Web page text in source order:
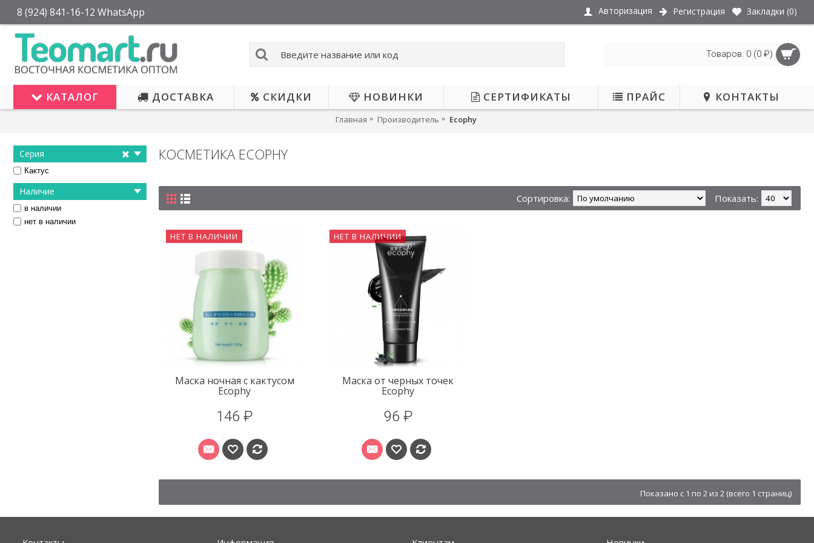
8 (924) 841-16-12 WhatsApp Авторизация Регистрация Закладки (0)
Товаров: 0 (0 ₽)
КАТАЛОГ ДОСТАВКА СКИДКИ НОВИНКИ СЕРТИФИКАТЫ ПРАЙС КОНТАКТЫ
Главная Производитель Ecophy
Серия
Кактус
Наличие
в наличии
нет в наличии
КОСМЕТИКА ECOPHY
Показать:
Сортировка:
НЕТ В НАЛИЧИИ
Маска ночная с кактусом
Ecophy
146 ₽
НЕТ В НАЛИЧИИ
Маска от черных точек
Ecophy
96 ₽
Показано с 1 по 2 из 2 (всего 1 страниц)